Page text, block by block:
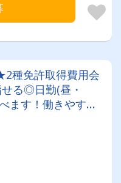
種免許取得費用会
る◎日勤(昼・
ます！働きやすい